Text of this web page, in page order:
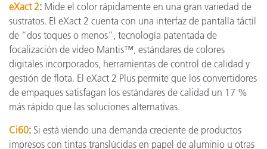
eXact 2: Mide el color rápidamente en una gran variedad de
sustratos. El eXact 2 cuenta con una interfaz de pantalla táctil
de “dos toques o menos”, tecnología patentada de
focalización de video Mantis™, estándares de colores
digitales incorporados, herramientas de control de calidad y
gestión de flota. El eXact 2 Plus permite que los convertidores
de empaques satisfagan los estándares de calidad un 17 %
más rápido que las soluciones alternativas.
Ci60: Si está viendo una demanda creciente de productos
impresos con tintas translúcidas en papel de aluminio u otras